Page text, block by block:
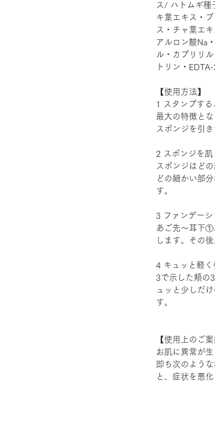
ス/ ハトムギ種
キ葉エキス・
ス・チャ葉エ
アルロン酸Na
ル・カプリリ
トリン・
【使用方法】
1 スタンプする
最大の特徴と
スポンジを引
2 スポンジを
スポンジはど
どの細かい部
す。
3 ファンデーシ
あご先～耳下①
します。その
4 キュッと軽く
3で示した頬の
ュッと少しだ
す。
【使用上のご案
お肌に異常が
即ち次のよう
と、症状を悪